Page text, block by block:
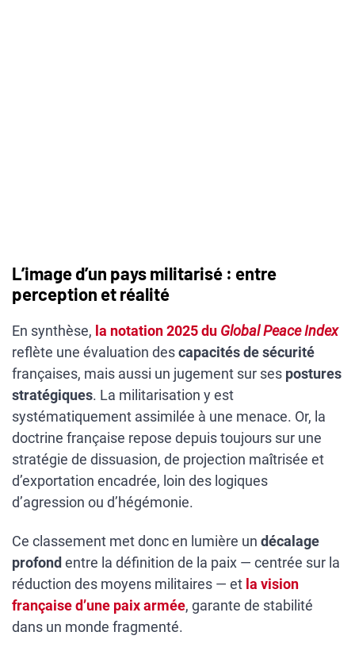
L’image d’un pays militarisé : entre
perception et réalité
En synthèse, la notation 2025 du Global Peace Index
reflète une évaluation descapacités de sécurité
françaises, mais aussi un jugement sur ses postures
stratégiques. La militarisation y est
systématiquement assimilée à une menace. Or, la
doctrine française repose depuis toujours sur une
stratégie de dissuasion, de projection maîtrisée et
d’exportation encadrée, loin des logiques
d’agression ou d’hégémonie.
Ce classement met donc en lumière un décalage
profond entre la définition de la paix — centrée sur la
réduction des moyens militaires — et la vision
française d’une paix armée, garante de stabilité
dans un monde fragmenté.